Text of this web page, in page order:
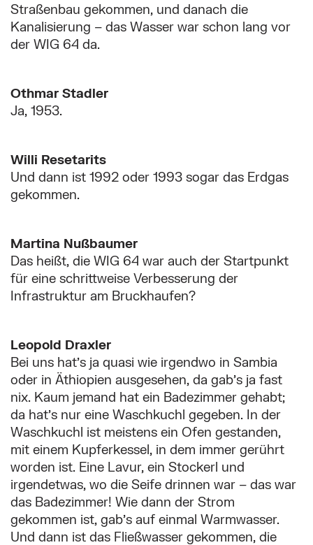
Straßenbau gekommen, und danach die
Kanalisierung – das Wasser war schon lang vor
der WIG 64 da.
Othmar Stadler
Ja, 1953.
Willi Resetarits
Und dann ist 1992 oder 1993 sogar das Erdgas
gekommen.
Martina Nußbaumer
Das heißt, die WIG 64 war auch der Startpunkt
für eine schrittweise Verbesserung der
Infrastruktur am Bruckhaufen?
Leopold Draxler
Bei uns hat’s ja quasi wie irgendwo in Sambia
oder in Äthiopien ausgesehen, da gab’s ja fast
nix. Kaum jemand hat ein Badezimmer gehabt;
da hat’s nur eine Waschkuchl gegeben. In der
Waschkuchl ist meistens ein Ofen gestanden,
mit einem Kupferkessel, in dem immer gerührt
worden ist. Eine Lavur, ein Stockerl und
irgendetwas, wo die Seife drinnen war – das war
das Badezimmer! Wie dann der Strom
gekommen ist, gab’s auf einmal Warmwasser.
Und dann ist das Fließwasser gekommen, die